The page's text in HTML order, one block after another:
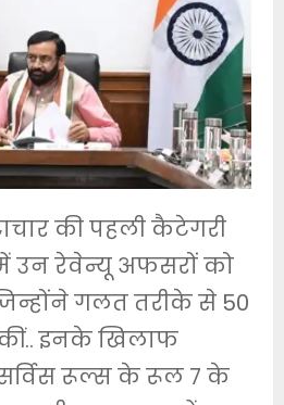
की पहली कैटेगरी
उन रेवेन्यू अफसरों को
गलत तरीके से 50
कीं.. इनके खिलाफ
सर्विस रूल्स के रूल 7 के